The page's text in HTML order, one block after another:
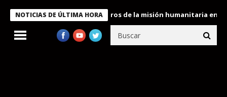
NOTICIAS DE ÚLTIMA HORA
Bukele condecora a miembros de la misión humanitaria enviada